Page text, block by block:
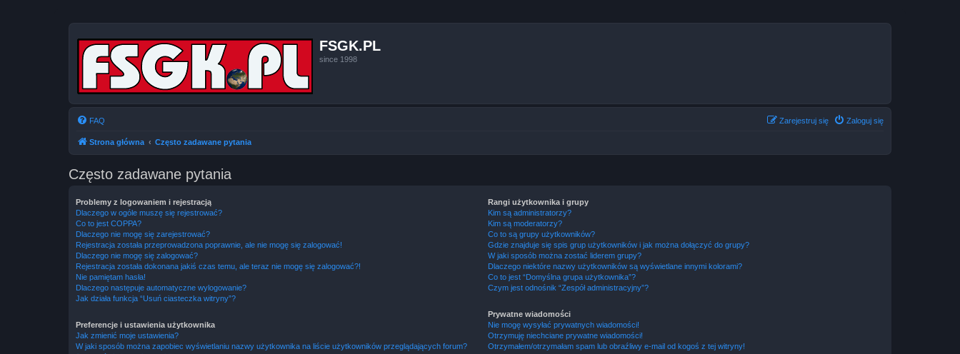
FSGK.PL
since 1998
FAQ Zaloguj się
Zarejestruj się
Strona główna Często zadawane pytania
Często zadawane pytania
Problemy z logowaniem i rejestracją
Dlaczego w ogóle muszę się rejestrować?
Co to jest COPPA?
Dlaczego nie mogę się zarejestrować?
Rejestracja została przeprowadzona poprawnie, ale nie mogę się zalogować!
Dlaczego nie mogę się zalogować?
Rejestracja została dokonana jakiś czas temu, ale teraz nie mogę się zalogować?!
Nie pamiętam hasła!
Dlaczego następuje automatyczne wylogowanie?
Jak działa funkcja “Usuń ciasteczka witryny”?
Preferencje i ustawienia użytkownika
Jak zmienić moje ustawienia?
W jaki sposób można zapobiec wyświetlaniu nazwy użytkownika na liście użytkowników przeglądających forum?
Rangi użytkownika i grupy
Kim są administratorzy?
Kim są moderatorzy?
Co to są grupy użytkowników?
Gdzie znajduje się spis grup użytkowników i jak można dołączyć do grupy?
W jaki sposób można zostać liderem grupy?
Dlaczego niektóre nazwy użytkowników są wyświetlane innymi kolorami?
Co to jest “Domyślna grupa użytkownika”?
Czym jest odnośnik “Zespół administracyjny”?
Prywatne wiadomości
Nie mogę wysyłać prywatnych wiadomości!
Otrzymuję niechciane prywatne wiadomości!
Otrzymałem/otrzymałam spam lub obraźliwy e-mail od kogoś z tej witryny!